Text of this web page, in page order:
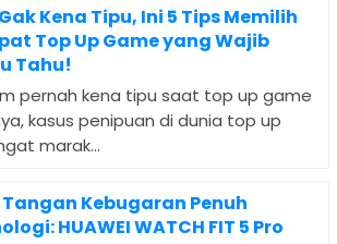
Kena Tipu, Ini 5 Tips Memilih
Top Up Game yang Wajib
Tahu!
pernah kena tipu saat top up game
kasus penipuan di dunia top up
marak...
Kebugaran Penuh
HUAWEI WATCH FIT 5 Pro